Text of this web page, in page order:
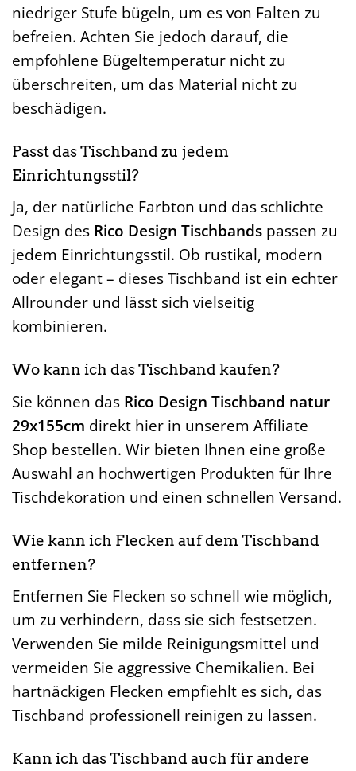
niedriger Stufe bügeln, um es von Falten zu
befreien. Achten Sie jedoch darauf, die
empfohlene Bügeltemperatur nicht zu
überschreiten, um das Material nicht zu
beschädigen.
Passt das Tischband zu jedem
Einrichtungsstil?
Ja, der natürliche Farbton und das schlichte
Design des Rico Design Tischbands passen zu
jedem Einrichtungsstil. Ob rustikal, modern
oder elegant – dieses Tischband ist ein echter
Allrounder und lässt sich vielseitig
kombinieren.
Wo kann ich das Tischband kaufen?
Sie können das Rico Design Tischband natur
29x155cm direkt hier in unserem Affiliate
Shop bestellen. Wir bieten Ihnen eine große
Auswahl an hochwertigen Produkten für Ihre
Tischdekoration und einen schnellen Versand.
Wie kann ich Flecken auf dem Tischband
entfernen?
Entfernen Sie Flecken so schnell wie möglich,
um zu verhindern, dass sie sich festsetzen.
Verwenden Sie milde Reinigungsmittel und
vermeiden Sie aggressive Chemikalien. Bei
hartnäckigen Flecken empfiehlt es sich, das
Tischband professionell reinigen zu lassen.
Kann ich das Tischband auch für andere